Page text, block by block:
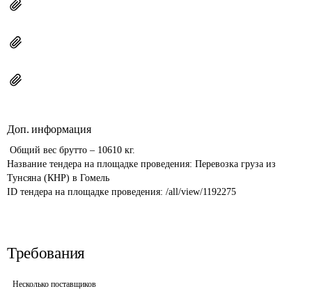
Доп. информация
Общий вес брутто – 10610 кг.
Название тендера на площадке проведения: Перевозка груза из
Тунсяна (КНР) в Гомель
ID тендера на площадке проведения: /all/view/1192275
Требования
Несколько поставщиков